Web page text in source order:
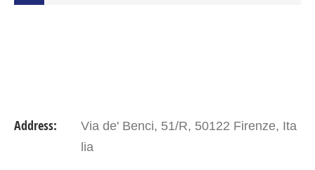
Address:
Via de' Benci, 51/R, 50122 Firenze, Ita
lia